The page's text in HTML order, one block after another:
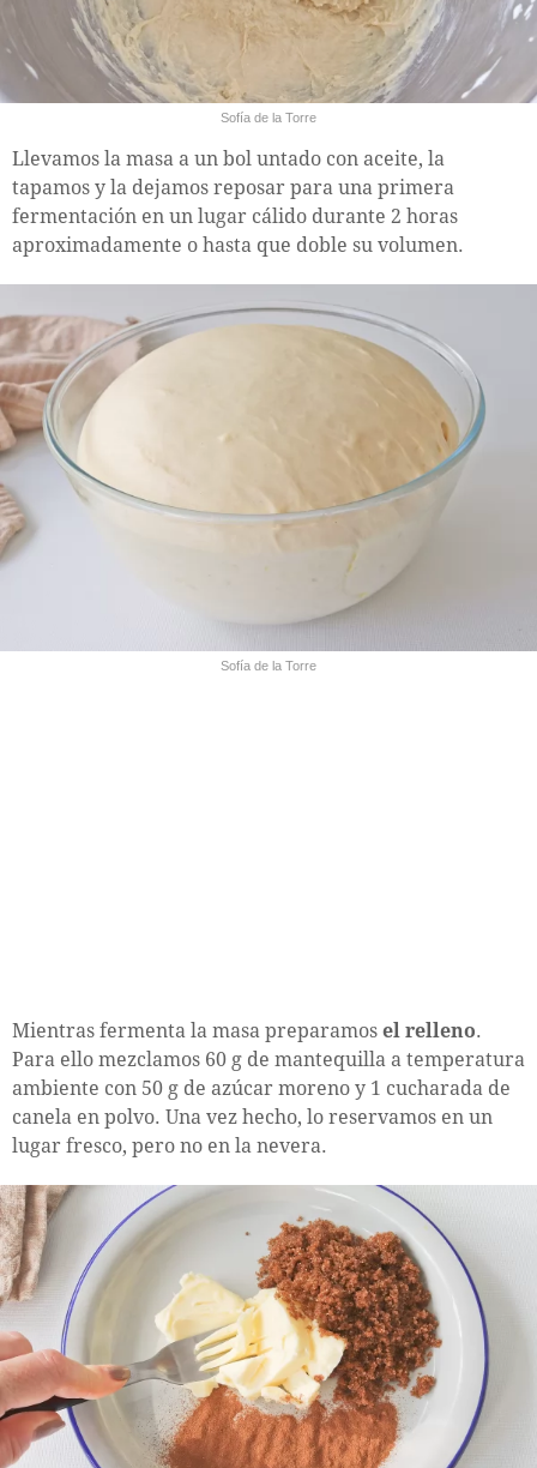
Sofía de la Torre
Llevamos la masa a un bol untado con aceite, la
tapamos y la dejamos reposar para una primera
fermentación en un lugar cálido durante 2 horas
aproximadamente o hasta que doble su volumen.
Sofía de la Torre
Mientras fermenta la masa preparamos el relleno.
Para ello mezclamos 60 g de mantequilla a temperatura
ambiente con 50 g de azúcar moreno y 1 cucharada de
canela en polvo. Una vez hecho, lo reservamos en un
lugar fresco, pero no en la nevera.